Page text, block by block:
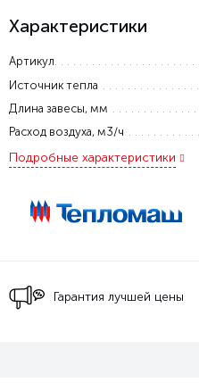
Характеристики
Артикул
Источник тепла
Длина завесы, мм
Расход воздуха, м3/ч
Подробные характеристики
Гарантия лучшей цены